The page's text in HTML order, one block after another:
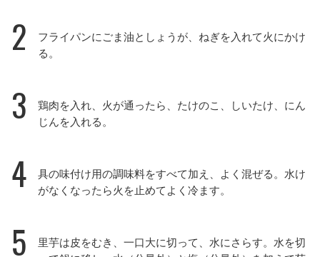
2
フライパンにごま油としょうが、ねぎを入れて火にかけ
る。
3
鶏肉を入れ、火が通ったら、たけのこ、しいたけ、にん
じんを入れる。
4
具の味付け用の調味料をすべて加え、よく混ぜる。水け
がなくなったら火を止めてよく冷ます。
5
里芋は皮をむき、一口大に切って、水にさらす。水を切